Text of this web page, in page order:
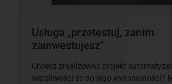
Usługa „przetestuj, zanim
zainwestujesz"
Chcesz zrealizować projekt
wątpliwości co do jego wykonalności?